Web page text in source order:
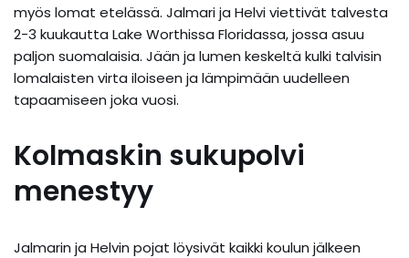
myös lomat etelässä. Jalmari ja Helvi viettivät talvesta
2-3 kuukautta Lake Worthissa Floridassa, jossa asuu
paljon suomalaisia. Jään ja lumen keskeltä kulki talvisin
lomalaisten virta iloiseen ja lämpimään uudelleen
tapaamiseen joka vuosi.
Kolmaskin sukupolvi
menestyy
Jalmarin ja Helvin pojat löysivät kaikki koulun jälkeen